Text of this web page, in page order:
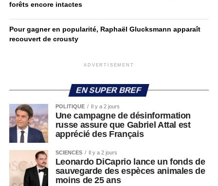
forêts encore intactes
Pour gagner en popularité, Raphaël Glucksmann apparaît
recouvert de crousty
ADVERTISEMENT
EN SUPER BREF
POLITIQUE Il y a 2 jours
Une campagne de désinformation
russe assure que Gabriel Attal est
apprécié des Français
SCIENCES Il y a 2 jours
Leonardo DiCaprio lance un fonds de
sauvegarde des espèces animales de
moins de 25 ans